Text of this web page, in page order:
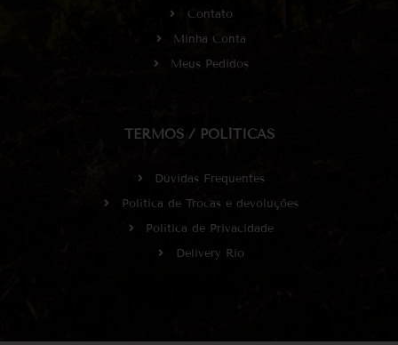
Contato
Minha Conta
Meus Pedidos
TERMOS / POLÍTICAS
Dúvidas Frequentes
Política de Trocas e devoluções
Política de Privacidade
Delivery Rio